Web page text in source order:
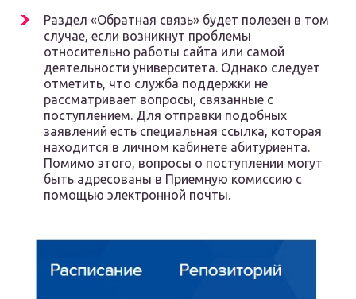
Раздел «Обратная связь» будет полезен в том
случае, если возникнут проблемы
относительно работы сайта или самой
деятельности университета. Однако следует
отметить, что служба поддержки не
рассматривает вопросы, связанные с
поступлением. Для отправки подобных
заявлений есть специальная ссылка, которая
находится в личном кабинете абитуриента.
Помимо этого, вопросы о поступлении могут
быть адресованы в Приемную комиссию с
помощью электронной почты.